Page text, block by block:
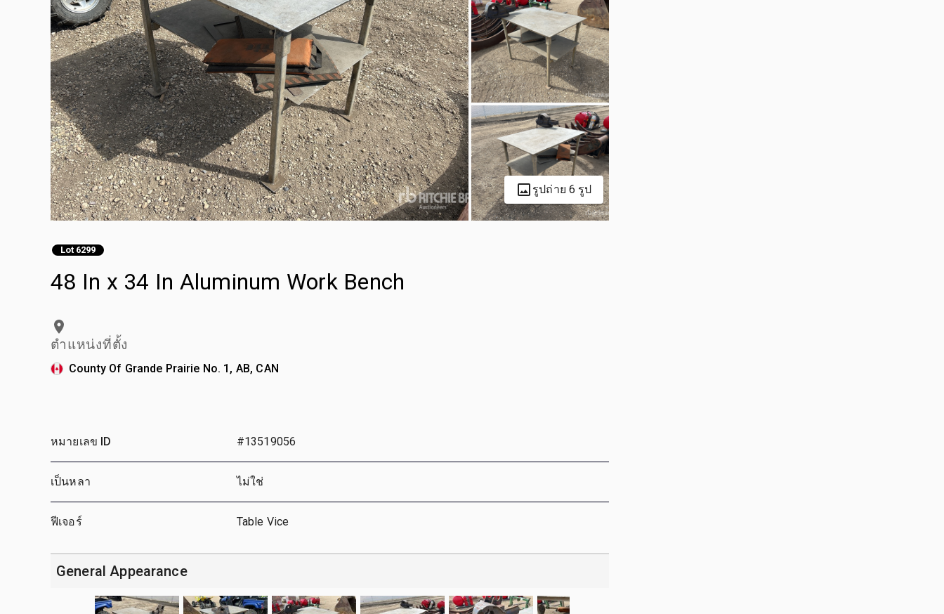
รูปถ่าย 6 รูป
Lot 6299
48 In x 34 In Aluminum Work Bench
ตำแหน่งที่ตั้ง
County Of Grande Prairie No. 1, AB, CAN
หมายเลข ID #13519056
เป็นหลา ไม่ใช่
ฟีเจอร์ Table Vice
General Appearance